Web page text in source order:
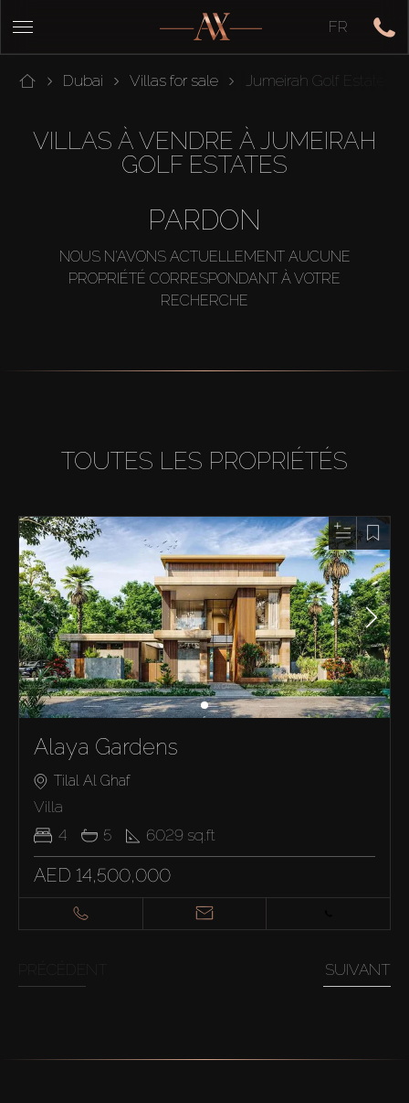
FR
Dubai Villas for sale Jumeirah Golf Estates
VILLAS À VENDRE À JUMEIRAH
GOLF ESTATES
PARDON
NOUS N'AVONS ACTUELLEMENT AUCUNE
PROPRIÉTÉ CORRESPONDANT À VOTRE
RECHERCHE
TOUTES LES PROPRIÉTÉS
Alaya Gardens
Tilal Al Ghaf
Villa
4
5 6029 sq.ft
AED 14,500,000
SUIVANT